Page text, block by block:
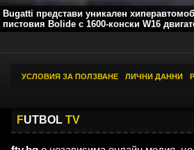
Bugatti представи уникален
пистовия Bolide с 1600-конски W16
УСЛОВИЯ ЗА ПОЛЗВАНЕ ЛИЧНИ ДАННИ
FUTBOL TV